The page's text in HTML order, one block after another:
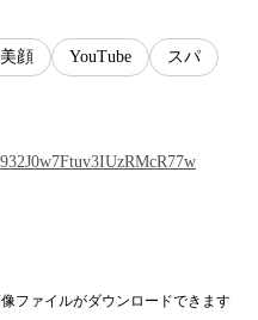
美顔 YouTube スパ
ファイルがダウンロードできます